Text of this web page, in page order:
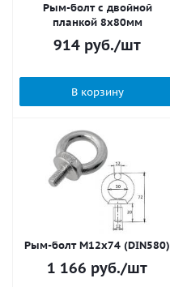
Рым-болт с двойной
планкой 8х80мм
914 руб./шт
В корзину
Рым-болт M12x74 (DIN580)
1 166 руб./шт